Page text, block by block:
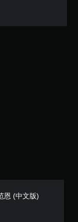
恩 (中文版)